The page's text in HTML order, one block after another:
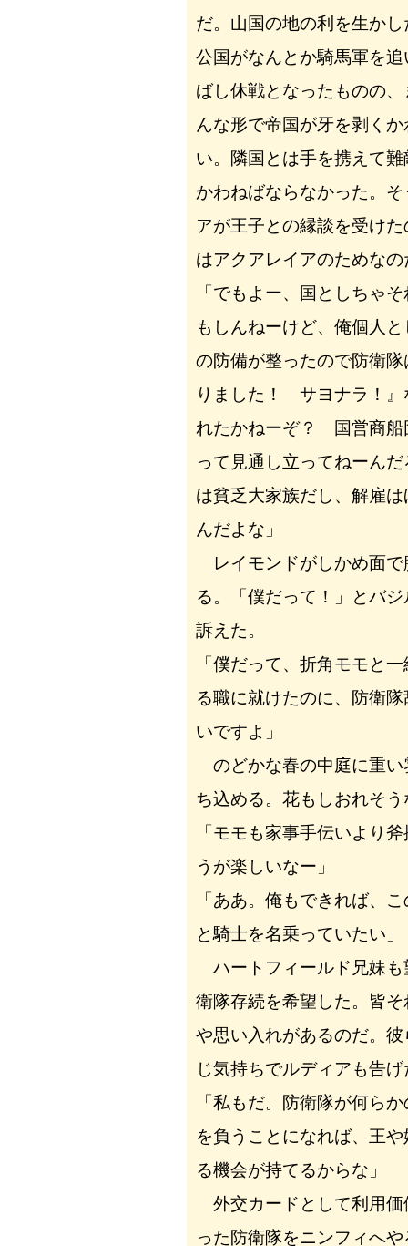
だ。山国の地の利を生か
公国がなんとか騎馬軍を
ばし休戦となったものの
んな形で帝国が牙を剥く
い。隣国とは手を携えて
かわねばならなかった。
アが王子との縁談を受け
はアクアレイアのためなの
「でもよー、国としちゃ
もしんねーけど、俺個人
の防備が整ったので防衛
りました！ サヨナラ！』
れたかねーぞ？ 国営商船
って見通し立ってねーん
は貧乏大家族だし、解雇
んだよな」
レイモンドがしかめ面で
る。「僕だって！」とバ
訴えた。
「僕だって、折角モモと
る職に就けたのに、防衛
いですよ」
のどかな春の中庭に重い
ち込める。花もしおれそ
「モモも家事手伝いより
うが楽しいなー」
「ああ。俺もできれば、
と騎士を名乗っていたい」
ハートフィールド兄妹も
衛隊存続を希望した。皆
や思い入れがあるのだ。
じ気持ちでルディアも告げ
「私もだ。防衛隊が何ら
を負うことになれば、王
る機会が持てるからな」
外交カードとして利用価
った防衛隊をニンフィへ